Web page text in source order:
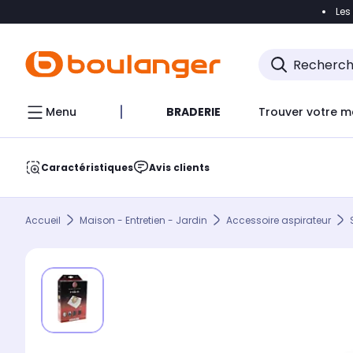
Accéder
Menu BRADERIE Trouver votre
Caractéristiques Avis clients
Accueil Maison - Entretien - Jardin Accessoire aspirateur